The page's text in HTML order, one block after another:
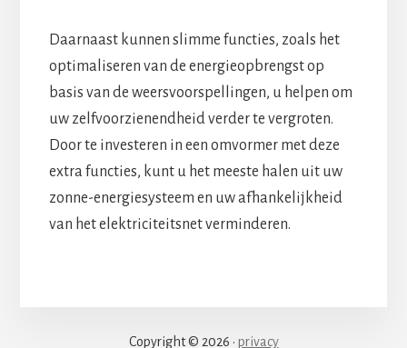
Daarnaast kunnen slimme functies, zoals het
optimaliseren van de energieopbrengst op
basis van de weersvoorspellingen, u helpen om
uw zelfvoorzienendheid verder te vergroten.
Door te investeren in een omvormer met deze
extra functies, kunt u het meeste halen uit uw
zonne-energiesysteem en uw afhankelijkheid
van het elektriciteitsnet verminderen.
Copyright © 2026 · privacy